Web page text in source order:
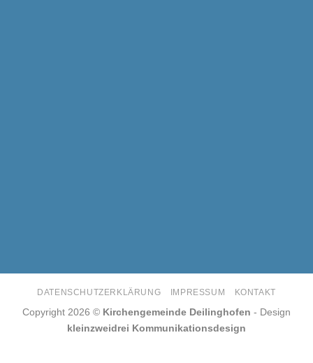
DATENSCHUTZERKLÄRUNG IMPRESSUM KONTAKT
Copyright 2026 © Kirchengemeinde Deilinghofen - Design
kleinzweidrei Kommunikationsdesign